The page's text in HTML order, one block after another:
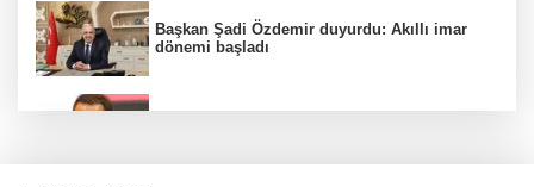
Başkan Şadi Özdemir duyurdu: Akıllı imar
dönemi başladı